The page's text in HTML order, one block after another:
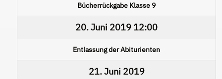
Bücherrückgabe Klasse 9
20. Juni 2019 12:00
Entlassung der Abiturienten
21. Juni 2019